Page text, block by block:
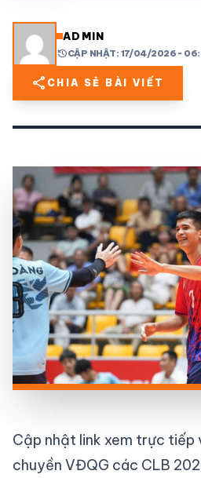
LỊCH THI ĐẤU
share mail
ADMIN
historyCẬP NHẬT: 17/04/2026 -
share CHIA SẺ BÀI VIẾT
Cập nhật link xem trực tiếp
chuyền VĐQG các CLB